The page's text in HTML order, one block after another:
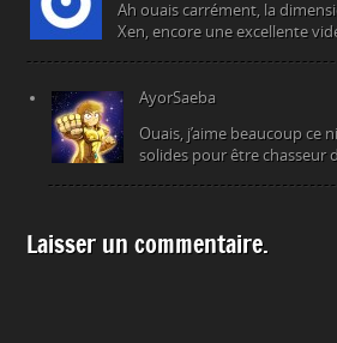
Ah ouais carrément, la
Xen, encore une excellente
AyorSaeba
Ouais, j’aime beaucoup ce
solides pour être chasseur
Laisser un commentaire.